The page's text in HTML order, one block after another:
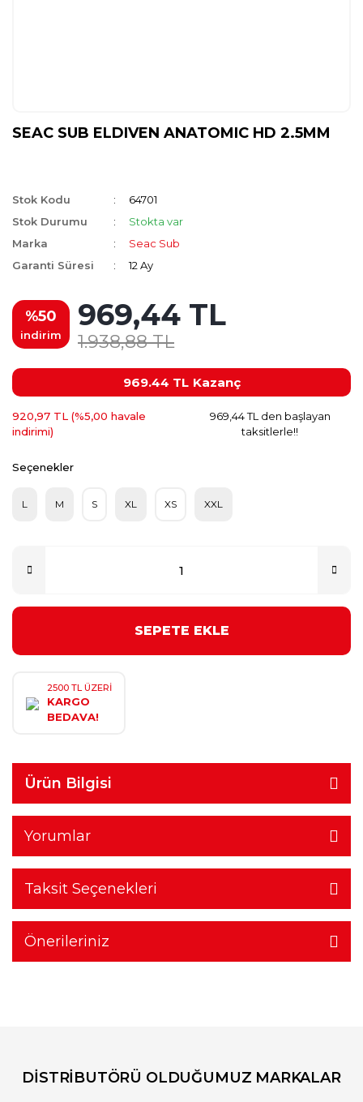
SEAC SUB ELDIVEN ANATOMIC HD 2.5MM
Stok Kodu
64701
Stok Durumu
Stokta var
Marka
Seac Sub
Garanti Süresi
12 Ay
%50
indirim
969,44 TL
1.938,88 TL
969.44 TL Kazanç
920,97 TL (%5,00 havale
indirimi)
969,44 TL den başlayan
taksitlerle!!
Seçenekler
L M S XL XS XXL
SEPETE EKLE
2500 TL ÜZERİ
KARGO
BEDAVA!
Ürün Bilgisi
Yorumlar
Taksit Seçenekleri
Önerileriniz
DİSTRİBUTÖRÜ OLDUĞUMUZ MARKALAR